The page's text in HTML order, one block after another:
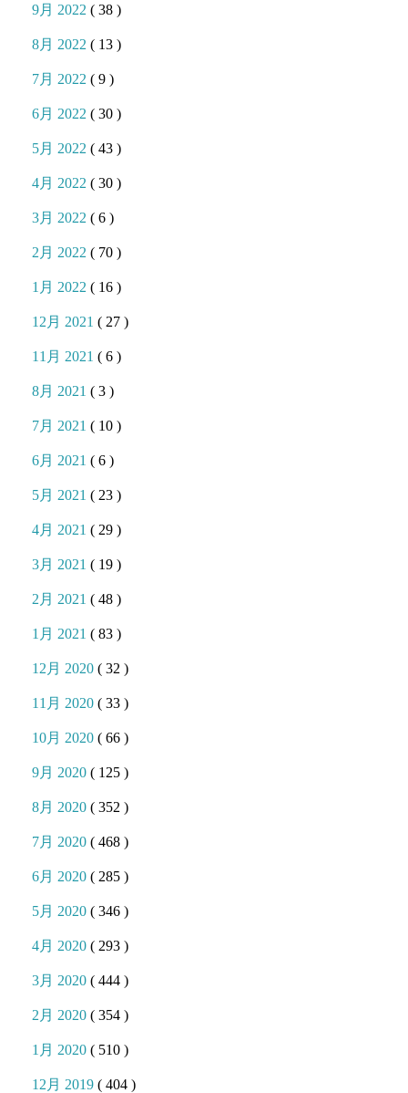
9月 2022( 38 )
8月 2022( 13 )
7月 2022( 9 )
6月 2022( 30 )
5月 2022( 43 )
4月 2022( 30 )
3月 2022( 6 )
2月 2022( 70 )
1月 2022( 16 )
12月 2021( 27 )
11月 2021( 6 )
8月 2021( 3 )
7月 2021( 10 )
6月 2021( 6 )
5月 2021( 23 )
4月 2021( 29 )
3月 2021( 19 )
2月 2021( 48 )
1月 2021( 83 )
12月 2020( 32 )
11月 2020( 33 )
10月 2020( 66 )
9月 2020( 125 )
8月 2020( 352 )
7月 2020( 468 )
6月 2020( 285 )
5月 2020( 346 )
4月 2020( 293 )
3月 2020( 444 )
2月 2020( 354 )
1月 2020( 510 )
12月 2019( 404 )